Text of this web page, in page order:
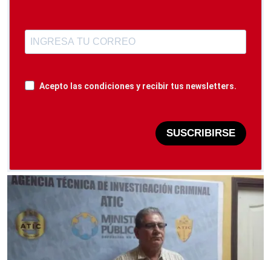
Acepto las condiciones y recibir tus newsletters.
SUSCRIBIRSE